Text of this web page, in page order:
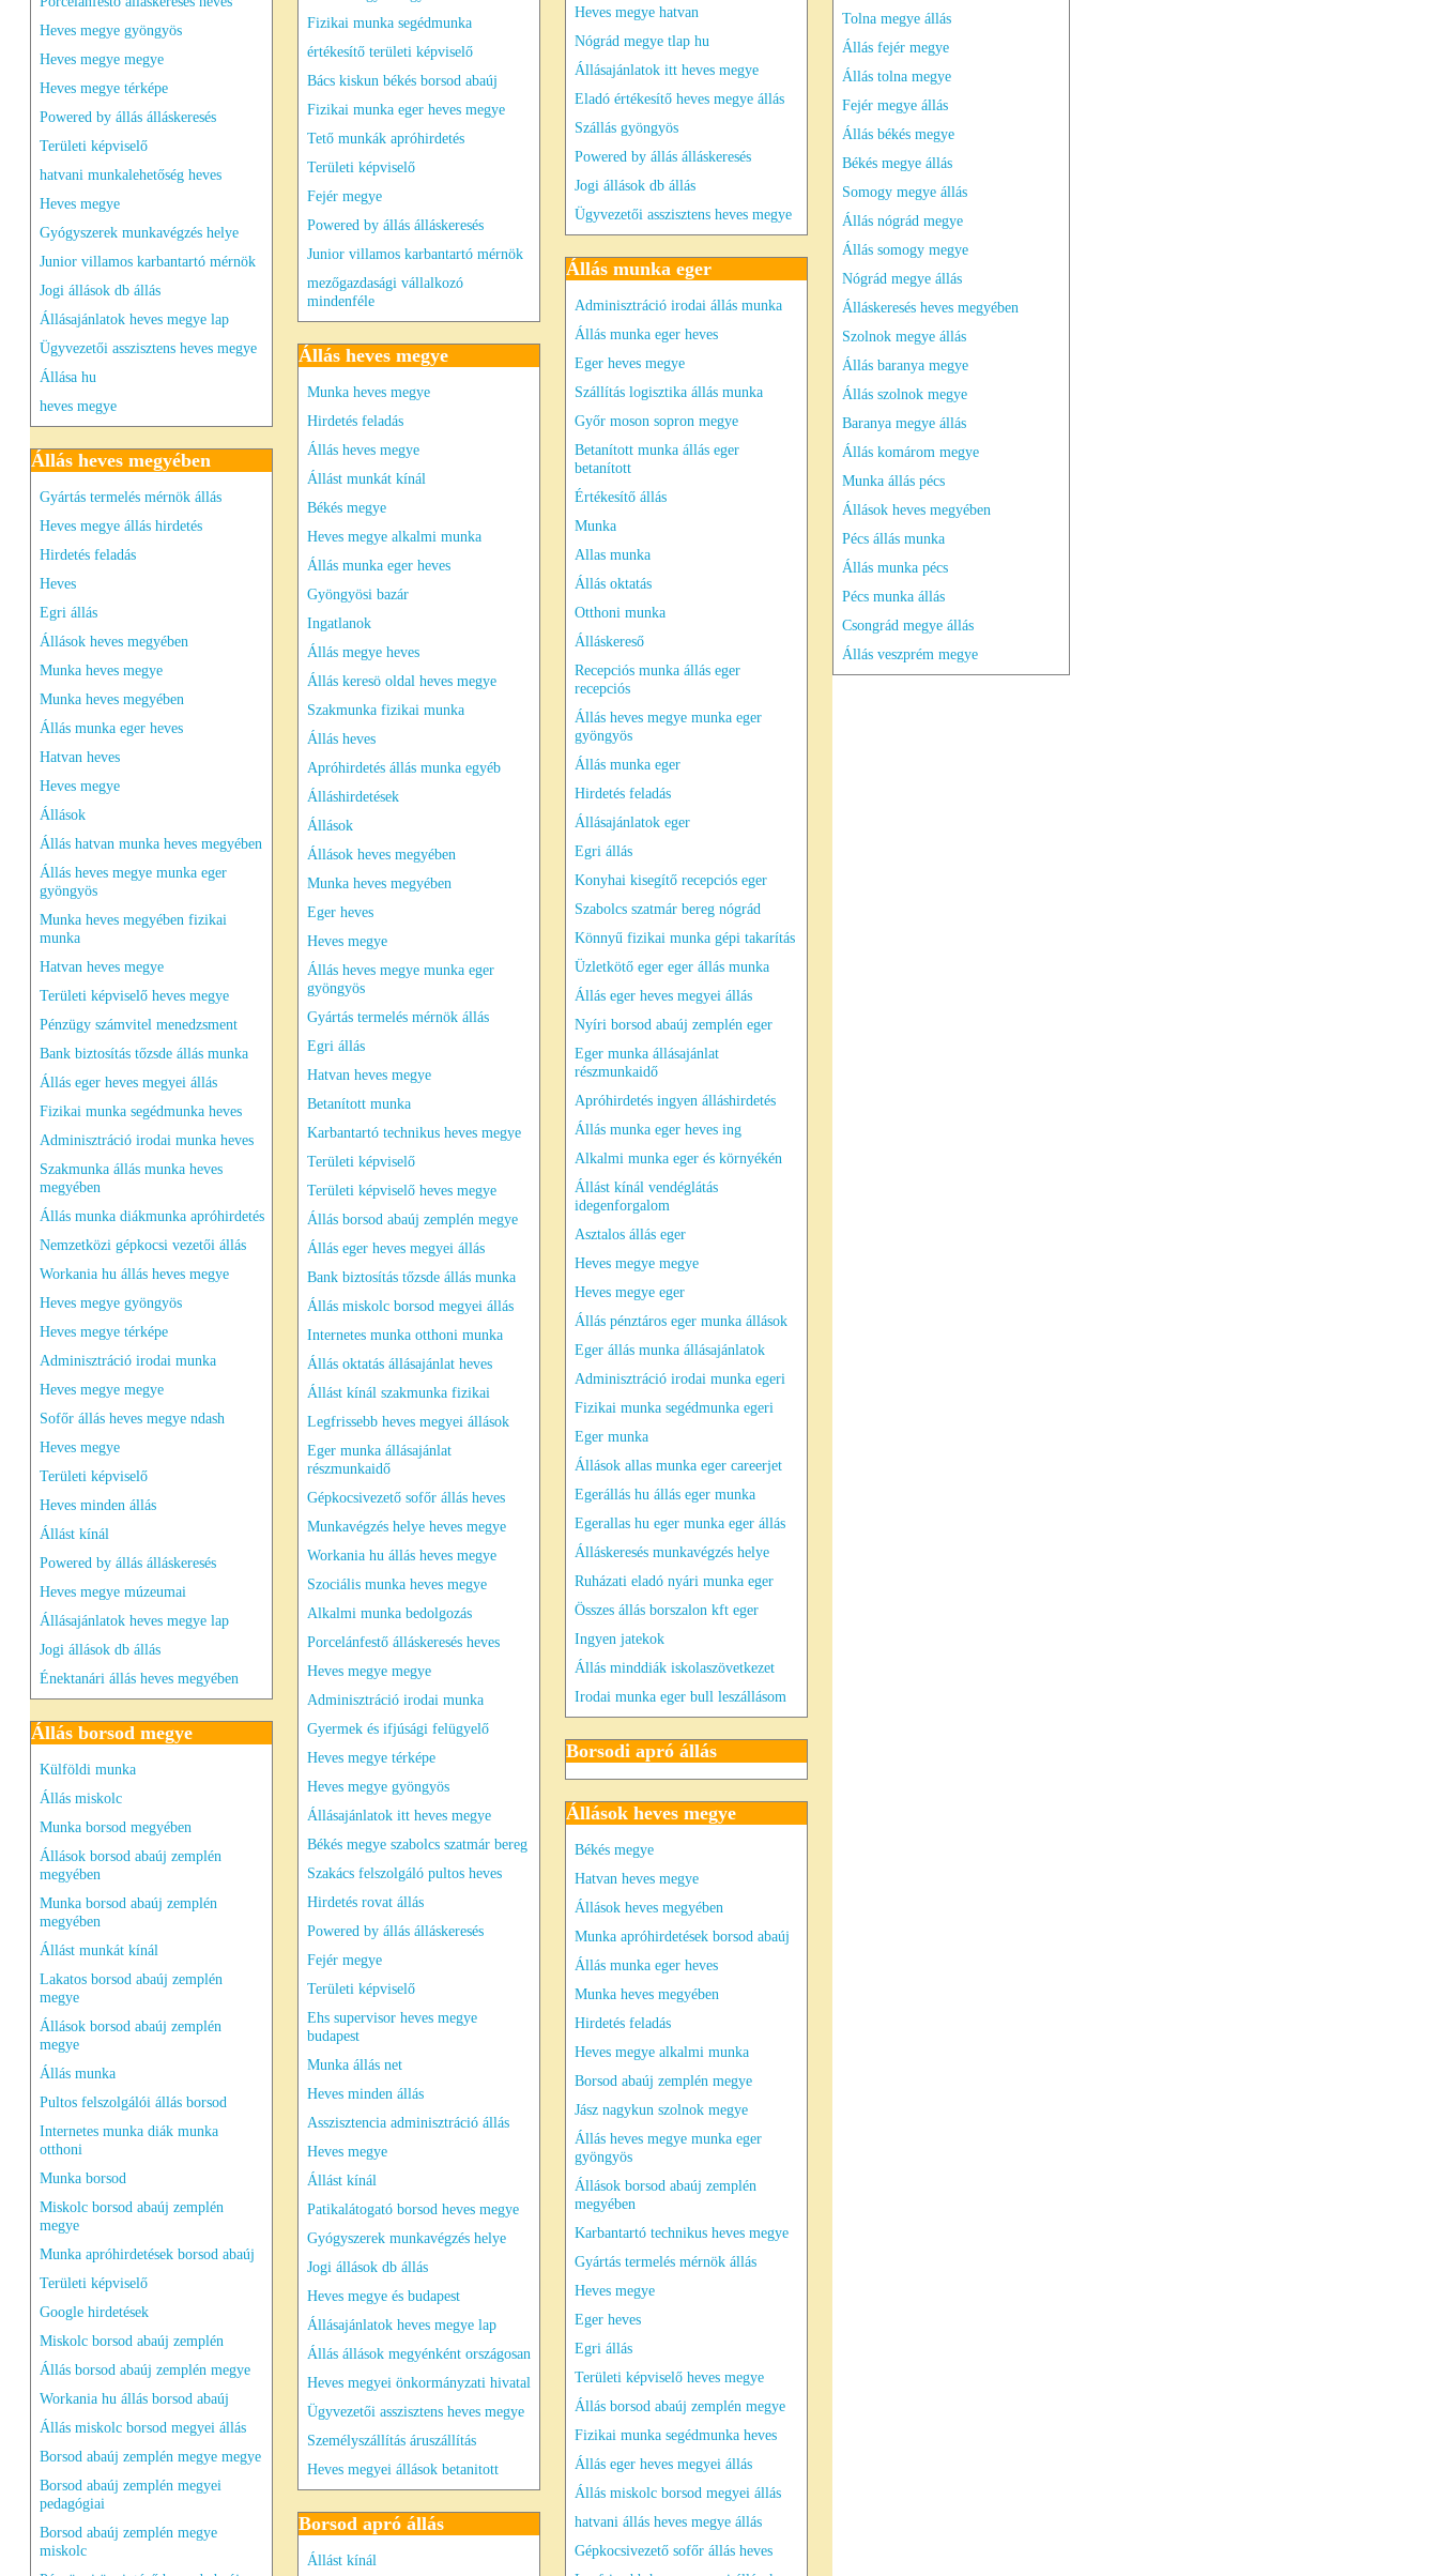
Heves megye gyöngyös
Heves megye megye
Heves megye térképe
Powered by állás álláskeresés
Területi képviselő
hatvani munkalehetőség heves
Heves megye
Gyógyszerek munkavégzés helye
Junior villamos karbantartó mérnök
Jogi állások db állás
Állásajánlatok heves megye lap
Ügyvezetői asszisztens heves megye
Állása hu
heves megye
Állás heves megyében
Gyártás termelés mérnök állás
Heves megye állás hirdetés
Hirdetés feladás
Heves
Egri állás
Állások heves megyében
Munka heves megye
Munka heves megyében
Állás munka eger heves
Hatvan heves
Heves megye
Állások
Állás hatvan munka heves megyében
Állás heves megye munka eger
gyöngyös
Munka heves megyében fizikai
munka
Hatvan heves megye
Területi képviselő heves megye
Pénzügy számvitel menedzsment
Bank biztosítás tőzsde állás munka
Állás eger heves megyei állás
Fizikai munka segédmunka heves
Adminisztráció irodai munka heves
Szakmunka állás munka heves
megyében
Állás munka diákmunka apróhirdetés
Nemzetközi gépkocsi vezetői állás
Workania hu állás heves megye
Heves megye gyöngyös
Heves megye térképe
Adminisztráció irodai munka
Heves megye megye
Sofőr állás heves megye ndash
Heves megye
Területi képviselő
Heves minden állás
Állást kínál
Powered by állás álláskeresés
Heves megye múzeumai
Állásajánlatok heves megye lap
Jogi állások db állás
Énektanári állás heves megyében
Állás borsod megye
Külföldi munka
Állás miskolc
Munka borsod megyében
Állások borsod abaúj zemplén
megyében
Munka borsod abaúj zemplén
megyében
Állást munkát kínál
Lakatos borsod abaúj zemplén
megye
Állások borsod abaúj zemplén
megye
Állás munka
Pultos felszolgálói állás borsod
Internetes munka diák munka
otthoni
Munka borsod
Miskolc borsod abaúj zemplén
megye
Munka apróhirdetések borsod abaúj
Területi képviselő
Google hirdetések
Miskolc borsod abaúj zemplén
Állás borsod abaúj zemplén megye
Workania hu állás borsod abaúj
Állás miskolc borsod megyei állás
Borsod abaúj zemplén megye megye
Borsod abaúj zemplén megyei
pedagógiai
Borsod abaúj zemplén megye
miskolc
Fizikai munka segédmunka
értékesítő területi képviselő
Bács kiskun békés borsod abaúj
Fizikai munka eger heves megye
Tető munkák apróhirdetés
Területi képviselő
Fejér megye
Powered by állás álláskeresés
Junior villamos karbantartó mérnök
mezőgazdasági vállalkozó
mindenféle
Állás heves megye
Munka heves megye
Hirdetés feladás
Állás heves megye
Állást munkát kínál
Békés megye
Heves megye alkalmi munka
Állás munka eger heves
Gyöngyösi bazár
Ingatlanok
Állás megye heves
Állás keresö oldal heves megye
Szakmunka fizikai munka
Állás heves
Apróhirdetés állás munka egyéb
Álláshirdetések
Állások
Állások heves megyében
Munka heves megyében
Eger heves
Heves megye
Állás heves megye munka eger
gyöngyös
Gyártás termelés mérnök állás
Egri állás
Hatvan heves megye
Betanított munka
Karbantartó technikus heves megye
Területi képviselő
Területi képviselő heves megye
Állás borsod abaúj zemplén megye
Állás eger heves megyei állás
Bank biztosítás tőzsde állás munka
Állás miskolc borsod megyei állás
Internetes munka otthoni munka
Állás oktatás állásajánlat heves
Állást kínál szakmunka fizikai
Legfrissebb heves megyei állások
Eger munka állásajánlat
részmunkaidő
Gépkocsivezető sofőr állás heves
Munkavégzés helye heves megye
Workania hu állás heves megye
Szociális munka heves megye
Alkalmi munka bedolgozás
Porcelánfestő álláskeresés heves
Heves megye megye
Adminisztráció irodai munka
Gyermek és ifjúsági felügyelő
Heves megye térképe
Heves megye gyöngyös
Állásajánlatok itt heves megye
Békés megye szabolcs szatmár bereg
Szakács felszolgáló pultos heves
Hirdetés rovat állás
Powered by állás álláskeresés
Fejér megye
Területi képviselő
Ehs supervisor heves megye
budapest
Munka állás net
Heves minden állás
Asszisztencia adminisztráció állás
Heves megye
Állást kínál
Patikalátogató borsod heves megye
Gyógyszerek munkavégzés helye
Jogi állások db állás
Heves megye és budapest
Állásajánlatok heves megye lap
Állás állások megyénként országosan
Heves megyei önkormányzati hivatal
Ügyvezetői asszisztens heves megye
Személyszállítás áruszállítás
Heves megyei állások betanitott
Borsod apró állás
Állást kínál
Heves megye hatvan
Nógrád megye tlap hu
Állásajánlatok itt heves megye
Eladó értékesítő heves megye állás
Szállás gyöngyös
Powered by állás álláskeresés
Jogi állások db állás
Ügyvezetői asszisztens heves megye
Állás munka eger
Adminisztráció irodai állás munka
Állás munka eger heves
Eger heves megye
Szállítás logisztika állás munka
Győr moson sopron megye
Betanított munka állás eger
betanított
Értékesítő állás
Munka
Allas munka
Állás oktatás
Otthoni munka
Álláskereső
Recepciós munka állás eger
recepciós
Állás heves megye munka eger
gyöngyös
Állás munka eger
Hirdetés feladás
Állásajánlatok eger
Egri állás
Konyhai kisegítő recepciós eger
Szabolcs szatmár bereg nógrád
Könnyű fizikai munka gépi takarítás
Üzletkötő eger eger állás munka
Állás eger heves megyei állás
Nyíri borsod abaúj zemplén eger
Eger munka állásajánlat
részmunkaidő
Apróhirdetés ingyen álláshirdetés
Állás munka eger heves ing
Alkalmi munka eger és környékén
Állást kínál vendéglátás
idegenforgalom
Asztalos állás eger
Heves megye megye
Heves megye eger
Állás pénztáros eger munka állások
Eger állás munka állásajánlatok
Adminisztráció irodai munka egeri
Fizikai munka segédmunka egeri
Eger munka
Állások allas munka eger careerjet
Egerállás hu állás eger munka
Egerallas hu eger munka eger állás
Álláskeresés munkavégzés helye
Ruházati eladó nyári munka eger
Összes állás borszalon kft eger
Ingyen jatekok
Állás minddiák iskolaszövetkezet
Irodai munka eger bull leszállásom
Borsodi apró állás
Állások heves megye
Békés megye
Hatvan heves megye
Állások heves megyében
Munka apróhirdetések borsod abaúj
Állás munka eger heves
Munka heves megyében
Hirdetés feladás
Heves megye alkalmi munka
Borsod abaúj zemplén megye
Jász nagykun szolnok megye
Állás heves megye munka eger
gyöngyös
Állások borsod abaúj zemplén
megyében
Karbantartó technikus heves megye
Gyártás termelés mérnök állás
Heves megye
Eger heves
Egri állás
Területi képviselő heves megye
Állás borsod abaúj zemplén megye
Fizikai munka segédmunka heves
Állás eger heves megyei állás
Állás miskolc borsod megyei állás
hatvani állás heves megye állás
Gépkocsivezető sofőr állás heves
Tolna megye állás
Állás fejér megye
Állás tolna megye
Fejér megye állás
Állás békés megye
Békés megye állás
Somogy megye állás
Állás nógrád megye
Állás somogy megye
Nógrád megye állás
Álláskeresés heves megyében
Szolnok megye állás
Állás baranya megye
Állás szolnok megye
Baranya megye állás
Állás komárom megye
Munka állás pécs
Állások heves megyében
Pécs állás munka
Állás munka pécs
Pécs munka állás
Csongrád megye állás
Állás veszprém megye